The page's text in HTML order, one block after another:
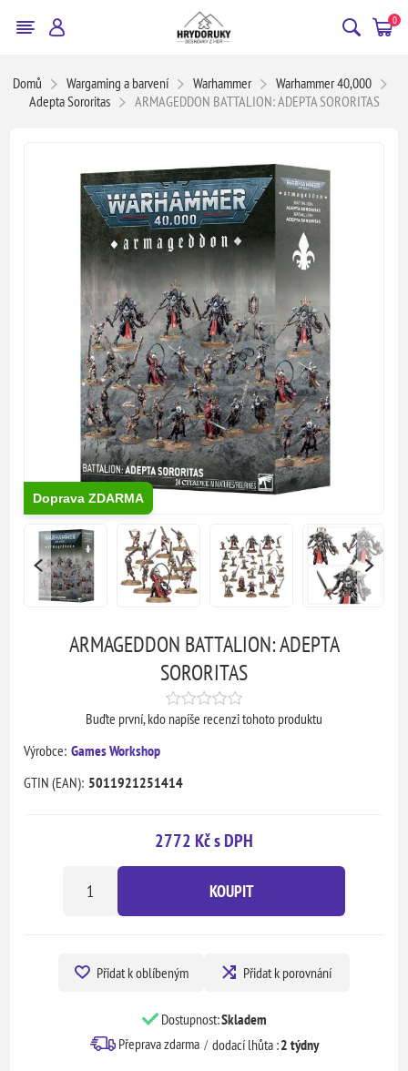
0
Domů Wargaming a barvení Warhammer
Warhammer 40,000
Adepta Sororitas
ARMAGEDDON BATTALION: ADEPTA SORORITAS
Doprava ZDARMA
ARMAGEDDON BATTALION: ADEPTA
SORORITAS
Buďte první, kdo napíše recenzi tohoto produktu
Výrobce: Games Workshop
GTIN (EAN): 5011921251414
2772 Kč s DPH
KOUPIT
Přidat k oblíbeným Přidat k porovnání
Dostupnost:Skladem
Přeprava zdarma
dodací lhůta :2 týdny